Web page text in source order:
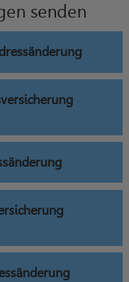
senden